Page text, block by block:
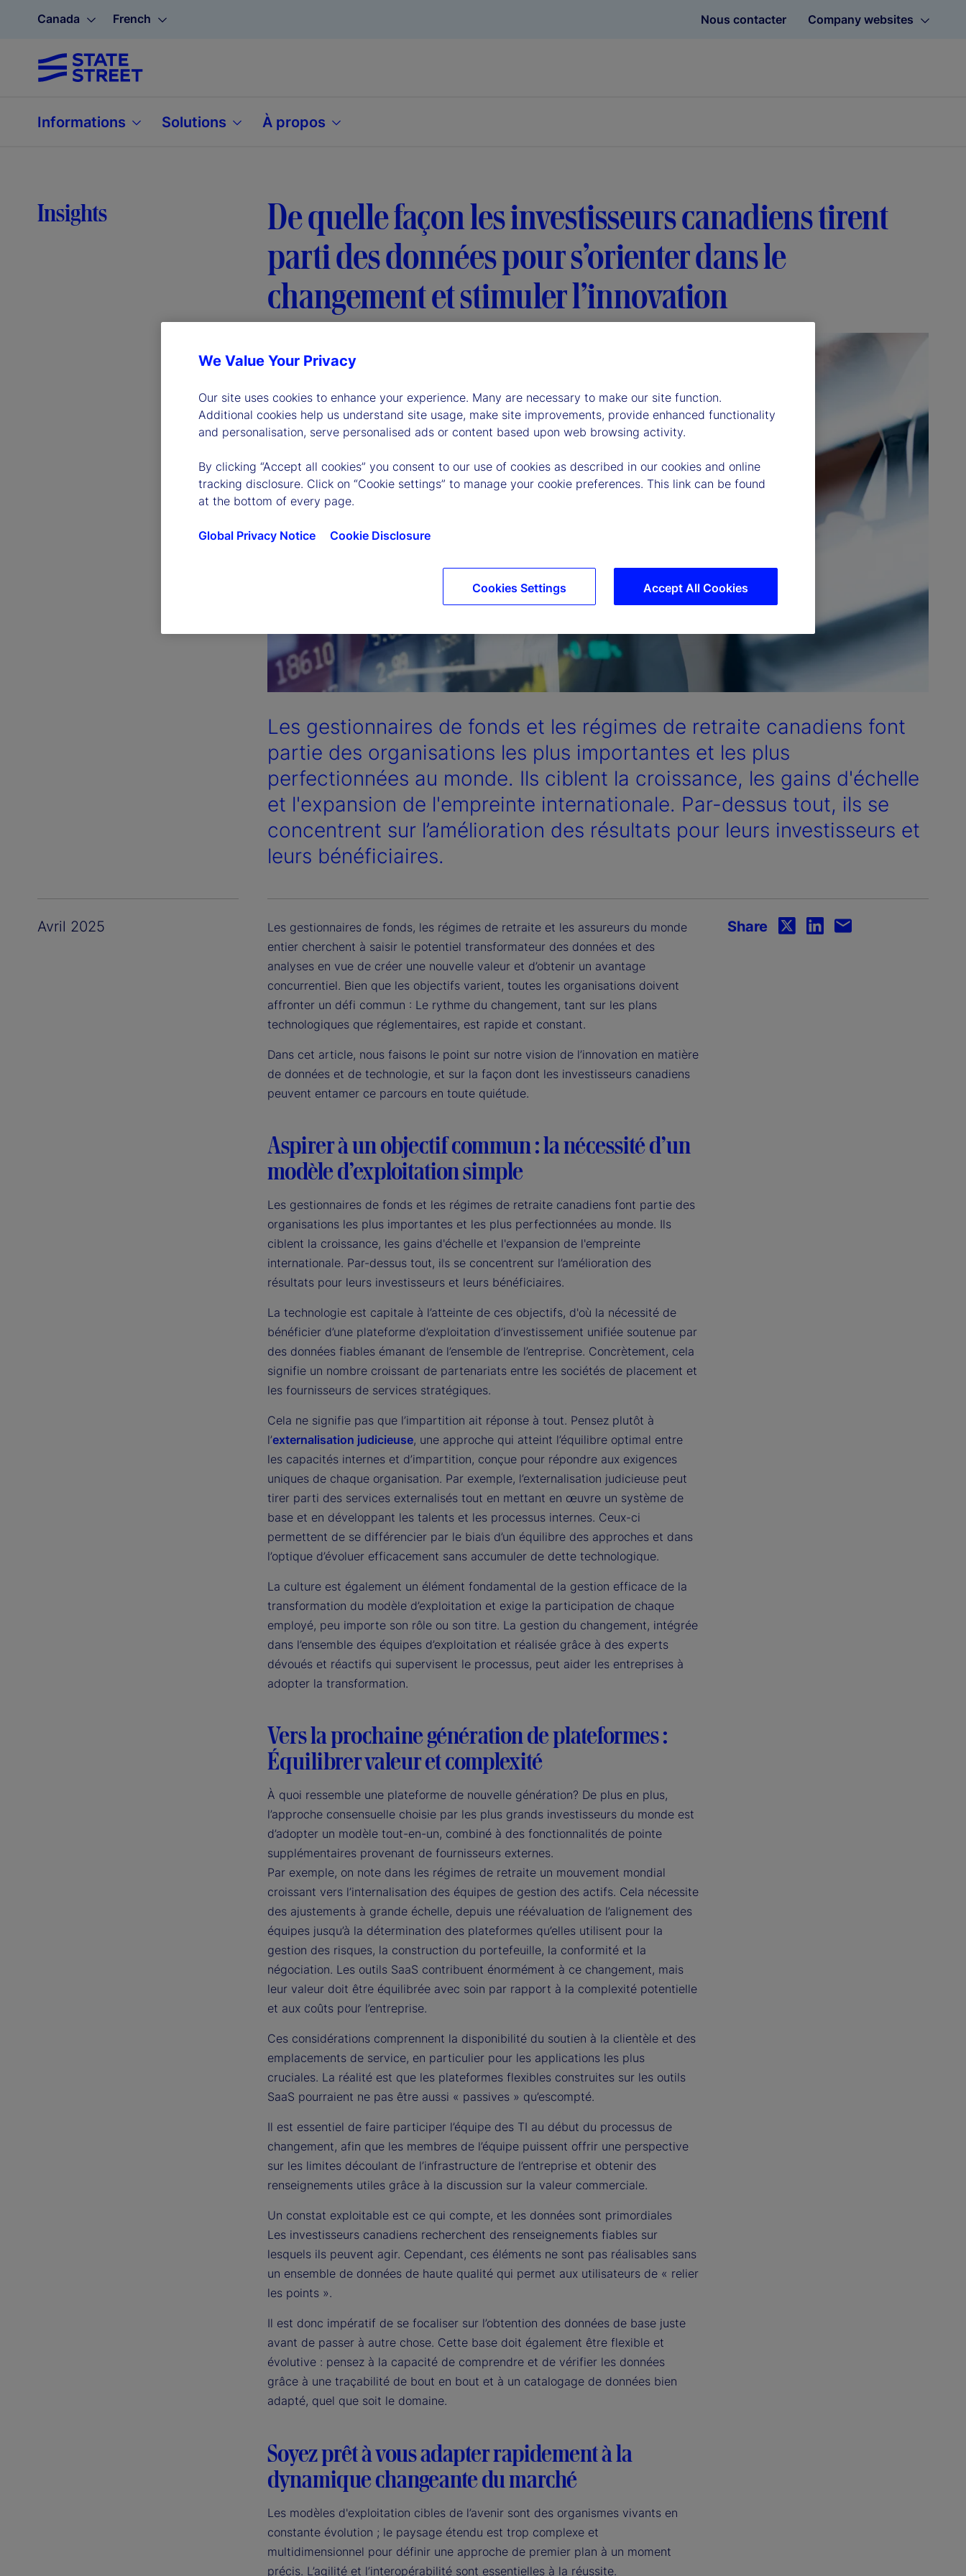
Canada French Nous contacter Company websites
Informations Solutions À propos
Insights
De quelle façon les investisseurs canadiens tirent
parti des données pour s’orienter dans le
changement et stimuler l’innovation
Les gestionnaires de fonds et les régimes de retraite canadiens font
partie des organisations les plus importantes et les plus
perfectionnées au monde. Ils ciblent la croissance, les gains d'échelle
et l'expansion de l'empreinte internationale. Par-dessus tout, ils se
concentrent sur l’amélioration des résultats pour leurs investisseurs et
leurs bénéficiaires.
Avril 2025
Les gestionnaires de fonds, les régimes de retraite et les assureurs du monde
entier cherchent à saisir le potentiel transformateur des données et des
analyses en vue de créer une nouvelle valeur et d’obtenir un avantage
concurrentiel. Bien que les objectifs varient, toutes les organisations doivent
affronter un défi commun : Le rythme du changement, tant sur les plans
technologiques que réglementaires, est rapide et constant.
Dans cet article, nous faisons le point sur notre vision de l’innovation en matière
de données et de technologie, et sur la façon dont les investisseurs canadiens
peuvent entamer ce parcours en toute quiétude.
Aspirer à un objectif commun : la nécessité d’un
modèle d’exploitation simple
Les gestionnaires de fonds et les régimes de retraite canadiens font partie des
organisations les plus importantes et les plus perfectionnées au monde. Ils
ciblent la croissance, les gains d'échelle et l'expansion de l'empreinte
internationale. Par-dessus tout, ils se concentrent sur l’amélioration des
résultats pour leurs investisseurs et leurs bénéficiaires.
La technologie est capitale à l’atteinte de ces objectifs, d'où la nécessité de
bénéficier d’une plateforme d’exploitation d’investissement unifiée soutenue par
des données fiables émanant de l’ensemble de l’entreprise. Concrètement, cela
signifie un nombre croissant de partenariats entre les sociétés de placement et
les fournisseurs de services stratégiques.
Cela ne signifie pas que l’impartition ait réponse à tout. Pensez plutôt à
l’externalisation judicieuse, une approche qui atteint l’équilibre optimal entre
les capacités internes et d’impartition, conçue pour répondre aux exigences
uniques de chaque organisation. Par exemple, l’externalisation judicieuse peut
tirer parti des services externalisés tout en mettant en œuvre un système de
base et en développant les talents et les processus internes. Ceux-ci
permettent de se différencier par le biais d’un équilibre des approches et dans
l’optique d’évoluer efficacement sans accumuler de dette technologique.
La culture est également un élément fondamental de la gestion efficace de la
transformation du modèle d’exploitation et exige la participation de chaque
employé, peu importe son rôle ou son titre. La gestion du changement, intégrée
dans l’ensemble des équipes d’exploitation et réalisée grâce à des experts
dévoués et réactifs qui supervisent le processus, peut aider les entreprises à
adopter la transformation.
Vers la prochaine génération de plateformes :
Équilibrer valeur et complexité
À quoi ressemble une plateforme de nouvelle génération? De plus en plus,
l’approche consensuelle choisie par les plus grands investisseurs du monde est
d’adopter un modèle tout-en-un, combiné à des fonctionnalités de pointe
supplémentaires provenant de fournisseurs externes.
Par exemple, on note dans les régimes de retraite un mouvement mondial
croissant vers l’internalisation des équipes de gestion des actifs. Cela nécessite
des ajustements à grande échelle, depuis une réévaluation de l’alignement des
équipes jusqu’à la détermination des plateformes qu’elles utilisent pour la
gestion des risques, la construction du portefeuille, la conformité et la
négociation. Les outils SaaS contribuent énormément à ce changement, mais
leur valeur doit être équilibrée avec soin par rapport à la complexité potentielle
et aux coûts pour l’entreprise.
Ces considérations comprennent la disponibilité du soutien à la clientèle et des
emplacements de service, en particulier pour les applications les plus
cruciales. La réalité est que les plateformes flexibles construites sur les outils
SaaS pourraient ne pas être aussi « passives » qu’escompté.
Il est essentiel de faire participer l’équipe des TI au début du processus de
changement, afin que les membres de l’équipe puissent offrir une perspective
sur les limites découlant de l’infrastructure de l’entreprise et obtenir des
renseignements utiles grâce à la discussion sur la valeur commerciale.
Un constat exploitable est ce qui compte, et les données sont primordiales
Les investisseurs canadiens recherchent des renseignements fiables sur
lesquels ils peuvent agir. Cependant, ces éléments ne sont pas réalisables sans
un ensemble de données de haute qualité qui permet aux utilisateurs de « relier
les points ».
Il est donc impératif de se focaliser sur l’obtention des données de base juste
avant de passer à autre chose. Cette base doit également être flexible et
évolutive : pensez à la capacité de comprendre et de vérifier les données
grâce à une traçabilité de bout en bout et à un catalogage de données bien
adapté, quel que soit le domaine.
Soyez prêt à vous adapter rapidement à la
dynamique changeante du marché
Les modèles d'exploitation cibles de l’avenir sont des organismes vivants en
constante évolution ; le paysage étendu est trop complexe et
multidimensionnel pour définir une approche de premier plan à un moment
précis. L’agilité et l’interopérabilité sont essentielles à la réussite.
Share
We Value Your Privacy
Our site uses cookies to enhance your experience. Many are necessary to make our site function.
Additional cookies help us understand site usage, make site improvements, provide enhanced functionality
and personalisation, serve personalised ads or content based upon web browsing activity.
By clicking “Accept all cookies” you consent to our use of cookies as described in our cookies and online
tracking disclosure. Click on “Cookie settings” to manage your cookie preferences. This link can be found
at the bottom of every page.
Global Privacy Notice Cookie Disclosure
Accept All Cookies
Cookies Settings